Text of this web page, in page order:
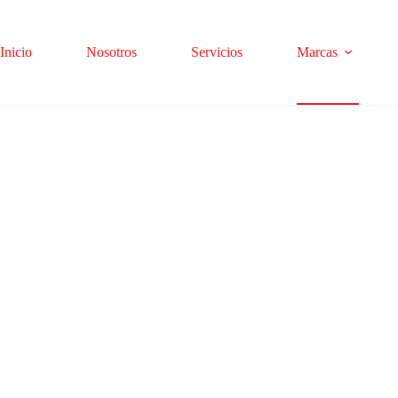
Inicio
Nosotros Servicios Marcas